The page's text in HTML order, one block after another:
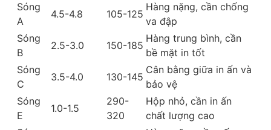
Sóng
A
4.5-4.8 105-125
Hàng nặng, cần chống
va đập
Sóng
B
2.5-3.0 150-185
Hàng trung bình, cần
bề mặt in tốt
Sóng
C
3.5-4.0 130-145
Cân bằng giữa in ấn và
bảo vệ
Sóng
E
1.0-1.5
290-
320
Hộp nhỏ, cần in ấn
chất lượng cao